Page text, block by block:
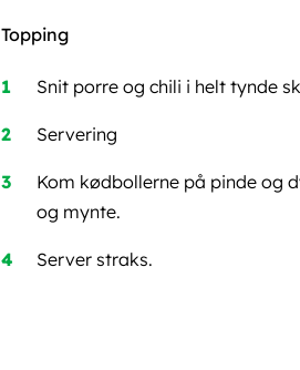
Topping
Snit porre og chili i helt tynde
Servering
Kom kødbollerne på pinde og
og mynte.
Server straks.